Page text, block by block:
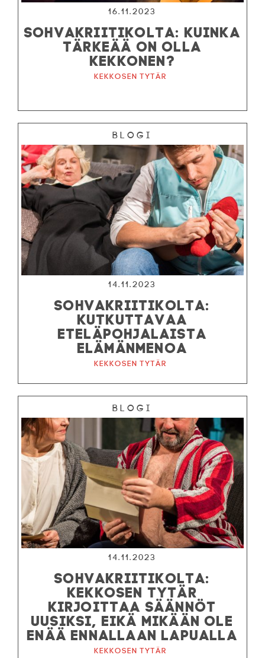
16.11.2023
SOHVAKRIITIKOLTA: KUINKA
TÄRKEÄÄ ON OLLA
KEKKONEN?
Kekkosen tytär
Blogi
14.11.2023
SOHVAKRIITIKOLTA:
KUTKUTTAVAA
ETELÄPOHJALAISTA
ELÄMÄNMENOA
Kekkosen tytär
Blogi
14.11.2023
SOHVAKRIITIKOLTA:
KEKKOSEN TYTÄR
KIRJOITTAA SÄÄNNÖT
UUSIKSI, EIKÄ MIKÄÄN OLE
ENÄÄ ENNALLAAN LAPUALLA
Kekkosen tytär